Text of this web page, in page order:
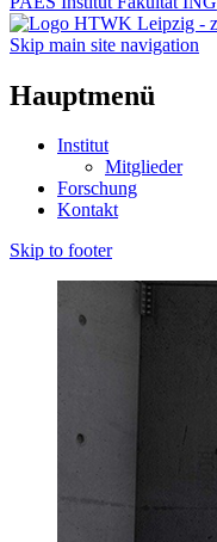
Skip main site navigation
Hauptmenü
Institut
Mitglieder
Forschung
Kontakt
Skip to footer